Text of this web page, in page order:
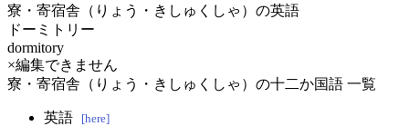
寮・寄宿舎（りょう・きしゅくしゃ）の英語
ドーミトリー
dormitory
×編集できません
寮・寄宿舎（りょう・きしゅくしゃ）の十二か国語 一覧
英語 [here]